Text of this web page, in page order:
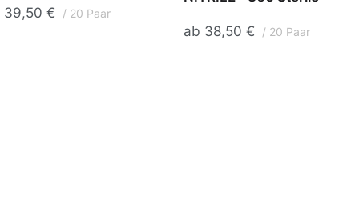
39,50 € 20 Paar
ab 38,50 € 20 Paar